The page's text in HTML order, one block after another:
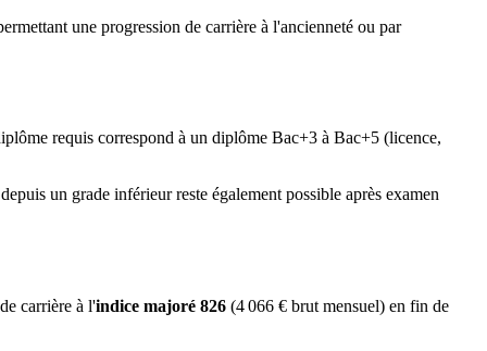
une progression de carrière à l'ancienneté ou par
requis correspond à un diplôme Bac+3 à Bac+5 (licence,
un grade inférieur reste également possible après examen
carrière à l'indice majoré 826 (4 066 € brut mensuel) en fin de